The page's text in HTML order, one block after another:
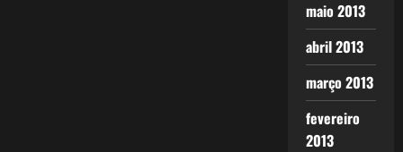
maio 2013
abril 2013
março 2013
fevereiro
2013